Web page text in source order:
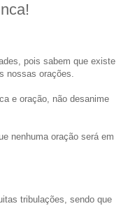
pois sabem que existe
nossas orações.
e oração, não desanime
nenhuma oração será em
tribulações, sendo que